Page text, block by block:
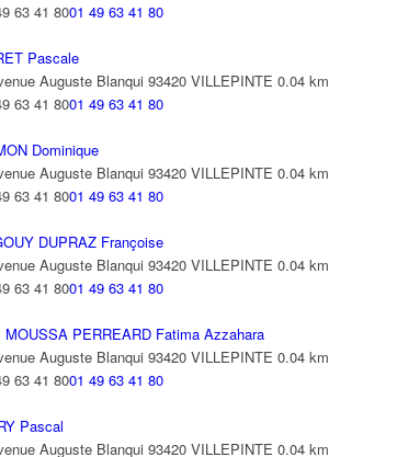
63 41 8001 49 63 41 80
Pascale
Auguste Blanqui 93420 VILLEPINTE 0.04 km
63 41 8001 49 63 41 80
Dominique
Auguste Blanqui 93420 VILLEPINTE 0.04 km
63 41 8001 49 63 41 80
DUPRAZ Françoise
Auguste Blanqui 93420 VILLEPINTE 0.04 km
63 41 8001 49 63 41 80
MOUSSA PERREARD Fatima Azzahara
Auguste Blanqui 93420 VILLEPINTE 0.04 km
63 41 8001 49 63 41 80
Pascal
Auguste Blanqui 93420 VILLEPINTE 0.04 km